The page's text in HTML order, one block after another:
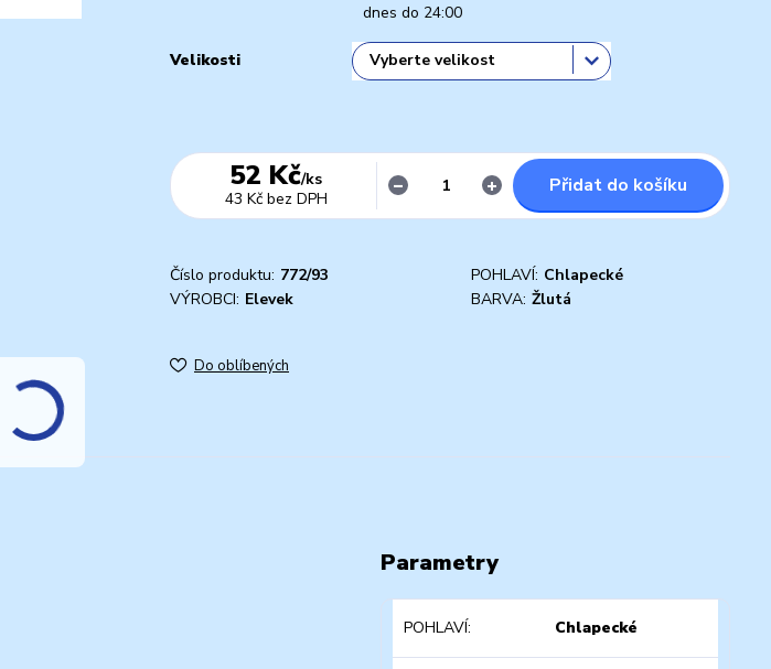
dnes do 24:00
Velikosti
52 Kč/ks
43 Kč bez DPH
Přidat do košíku
Číslo produktu: 772/93 POHLAVÍ: Chlapecké
VÝROBCI: Elevek BARVA: Žlutá
Do oblíbených
Parametry
POHLAVÍ Chlapecké